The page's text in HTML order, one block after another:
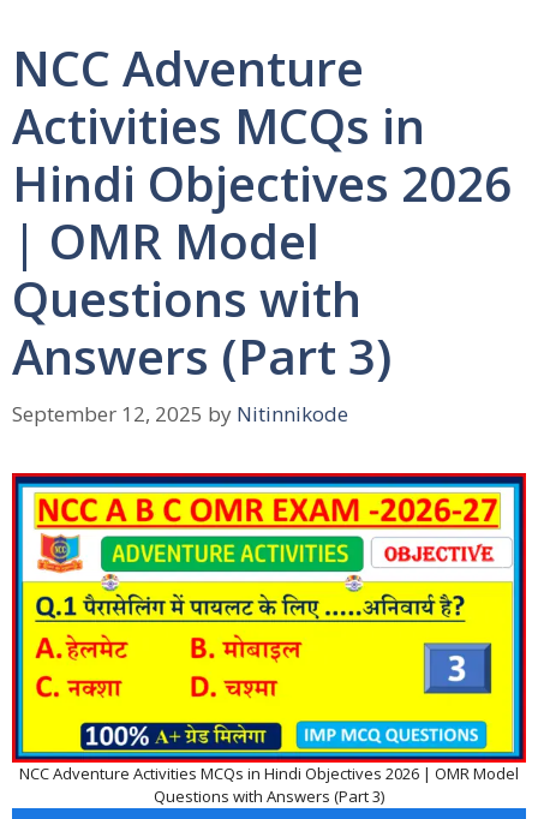
NCC Adventure
Activities MCQs in
Hindi Objectives 2026
| OMR Model
Questions with
Answers (Part 3)
September 12, 2025 by Nitinnikode
NCC Adventure Activities MCQs in Hindi Objectives 2026 | OMR Model
Questions with Answers (Part 3)